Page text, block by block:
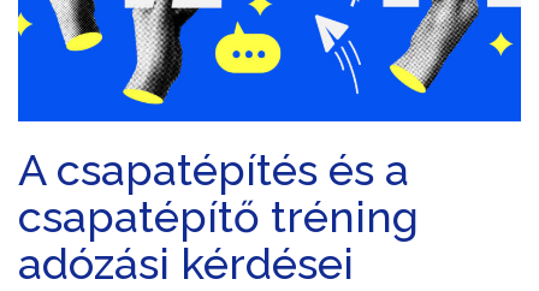
A csapatépítés és a
csapatépítő tréning
adózási kérdései